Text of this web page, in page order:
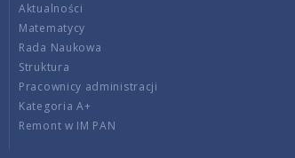
Aktualności
Matematycy
Rada Naukowa
Struktura
Pracownicy administracji
Kategoria A+
Remont w IM PAN